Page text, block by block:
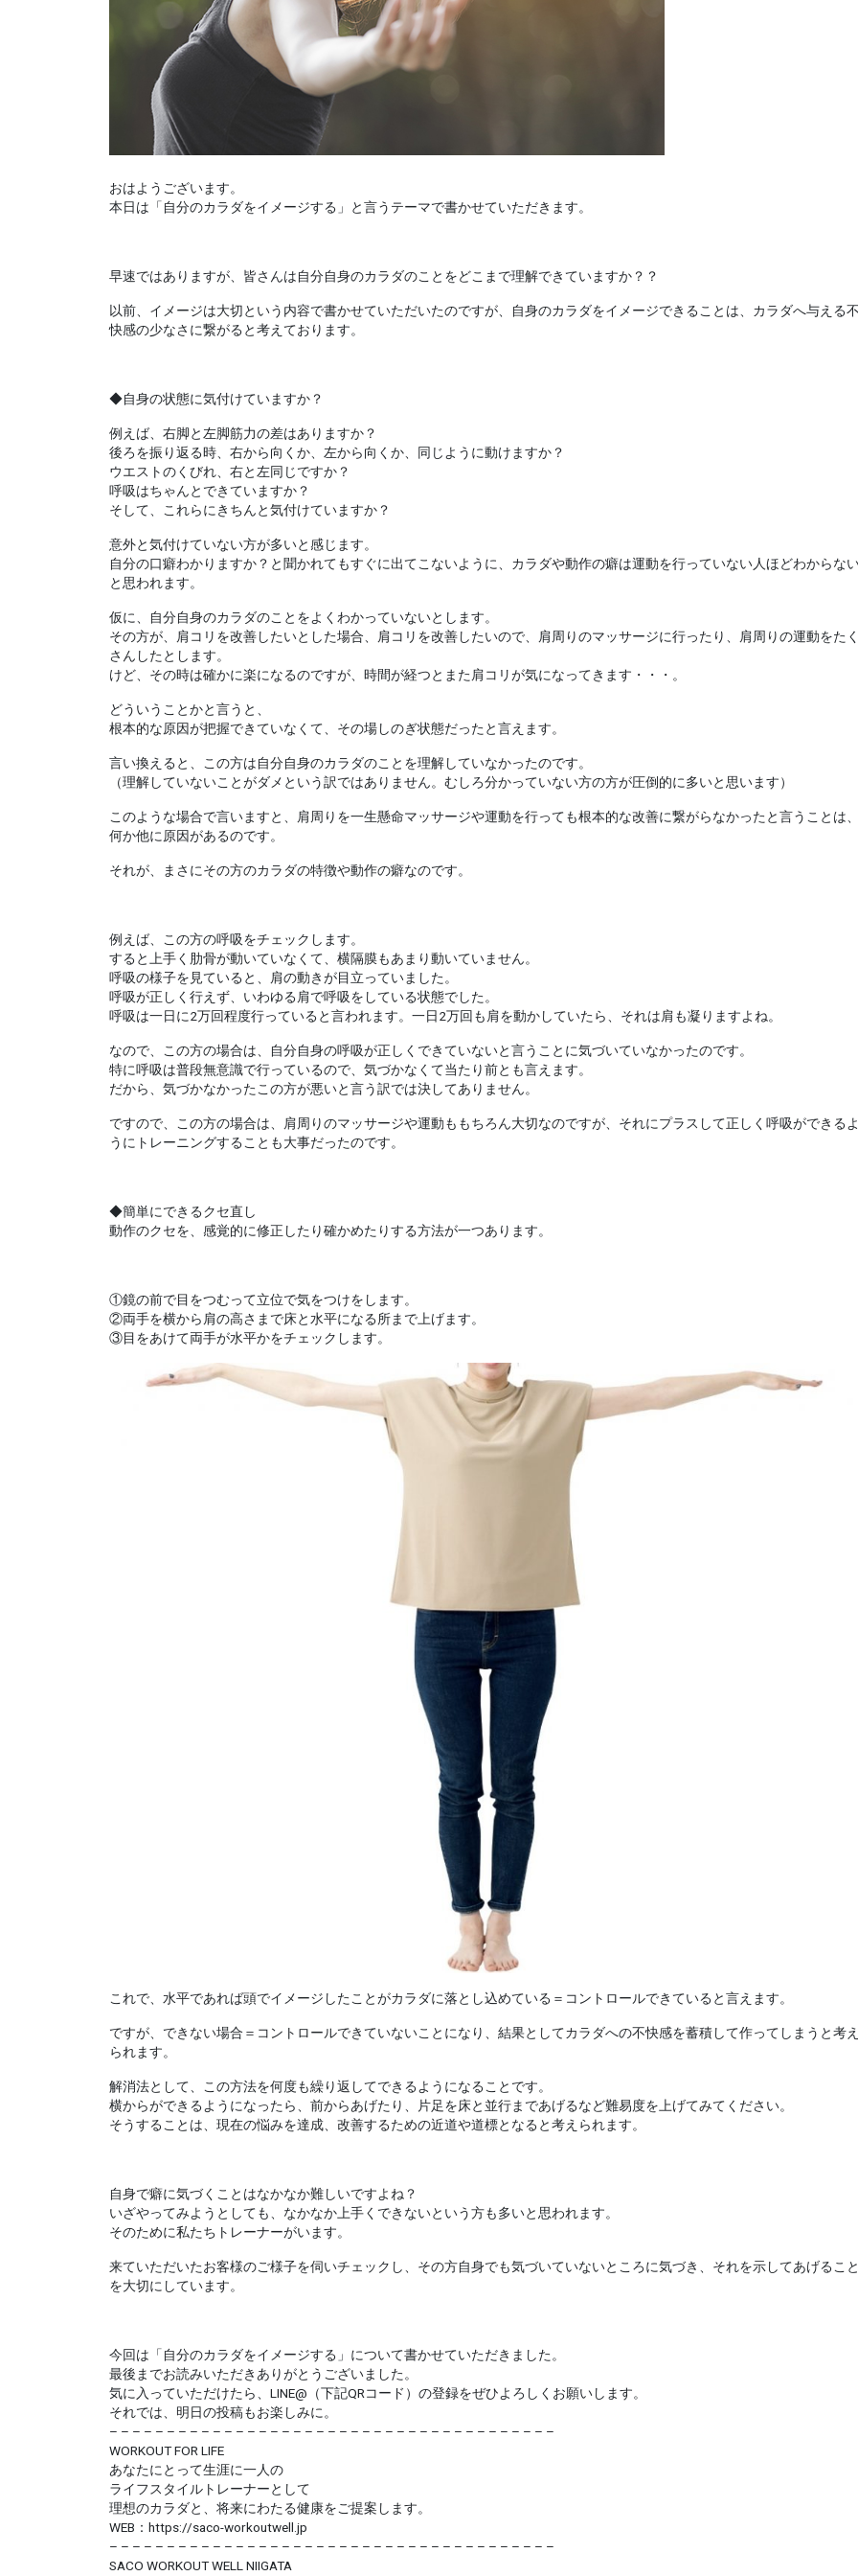
おはようございます。
本日は「自分のカラダをイメージする」と言うテーマで書かせていただきます。
早速ではありますが、皆さんは自分自身のカラダのことをどこまで理解できていますか？？
以前、イメージは大切という内容で書かせていただいたのですが、自身のカラダをイメージできることは、カラダへ与える
快感の少なさに繋がると考えております。
◆自身の状態に気付けていますか？
例えば、右脚と左脚筋力の差はありますか？
後ろを振り返る時、右から向くか、左から向くか、同じように動けますか？
ウエストのくびれ、右と左同じですか？
呼吸はちゃんとできていますか？
そして、これらにきちんと気付けていますか？
意外と気付けていない方が多いと感じます。
自分の口癖わかりますか？と聞かれてもすぐに出てこないように、カラダや動作の癖は運動を行っていない人ほどわからな
と思われます。
仮に、自分自身のカラダのことをよくわかっていないとします。
その方が、肩コリを改善したいとした場合、肩コリを改善したいので、肩周りのマッサージに行ったり、肩周りの運動をた
さんしたとします。
けど、その時は確かに楽になるのですが、時間が経つとまた肩コリが気になってきます・・・。
どういうことかと言うと、
根本的な原因が把握できていなくて、その場しのぎ状態だったと言えます。
言い換えると、この方は自分自身のカラダのことを理解していなかったのです。
（理解していないことがダメという訳ではありません。むしろ分かっていない方の方が圧倒的に多いと思います）
このような場合で言いますと、肩周りを一生懸命マッサージや運動を行っても根本的な改善に繋がらなかったと言うことは
何か他に原因があるのです。
それが、まさにその方のカラダの特徴や動作の癖なのです。
例えば、この方の呼吸をチェックします。
すると上手く肋骨が動いていなくて、横隔膜もあまり動いていません。
呼吸の様子を見ていると、肩の動きが目立っていました。
呼吸が正しく行えず、いわゆる肩で呼吸をしている状態でした。
呼吸は一日に2万回程度行っていると言われます。一日2万回も肩を動かしていたら、それは肩も凝りますよね。
なので、この方の場合は、自分自身の呼吸が正しくできていないと言うことに気づいていなかったのです。
特に呼吸は普段無意識で行っているので、気づかなくて当たり前とも言えます。
だから、気づかなかったこの方が悪いと言う訳では決してありません。
ですので、この方の場合は、肩周りのマッサージや運動ももちろん大切なのですが、それにプラスして正しく呼吸ができる
うにトレーニングすることも大事だったのです。
◆簡単にできるクセ直し
動作のクセを、感覚的に修正したり確かめたりする方法が一つあります。
①鏡の前で目をつむって立位で気をつけをします。
②両手を横から肩の高さまで床と水平になる所まで上げます。
③目をあけて両手が水平かをチェックします。
これで、水平であれば頭でイメージしたことがカラダに落とし込めている＝コントロールできていると言えます。
ですが、できない場合＝コントロールできていないことになり、結果としてカラダへの不快感を蓄積して作ってしまうと考
られます。
解消法として、この方法を何度も繰り返してできるようになることです。
横からができるようになったら、前からあげたり、片足を床と並行まであげるなど難易度を上げてみてください。
そうすることは、現在の悩みを達成、改善するための近道や道標となると考えられます。
自身で癖に気づくことはなかなか難しいですよね？
いざやってみようとしても、なかなか上手くできないという方も多いと思われます。
そのために私たちトレーナーがいます。
来ていただいたお客様のご様子を伺いチェックし、その方自身でも気づいていないところに気づき、それを示してあげるこ
を大切にしています。
今回は「自分のカラダをイメージする」について書かせていただきました。
最後までお読みいただきありがとうございました。
気に入っていただけたら、LINE@（下記QRコード）の登録をぜひよろしくお願いします。
それでは、明日の投稿もお楽しみに。
– – – – – – – – – – – – – – – – – – – – – – – – – – – – – – – – – – – – – – –
WORKOUT FOR LIFE
あなたにとって生涯に一人の
ライフスタイルトレーナーとして
理想のカラダと、将来にわたる健康をご提案します。
WEB：https://saco-workoutwell.jp
– – – – – – – – – – – – – – – – – – – – – – – – – – – – – – – – – – – – – – –
SACO WORKOUT WELL NIIGATA